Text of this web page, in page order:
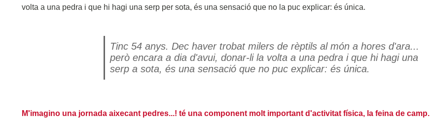
volta a una pedra i que hi hagi una serp per sota, és una sensació que no la puc explicar: és única.
Tinc 54 anys. Dec haver trobat milers de rèptils al món a hores d'ara...
però encara a dia d'avui, donar-li la volta a una pedra i que hi hagi una
serp a sota, és una sensació que no puc explicar: és única.
M'imagino una jornada aixecant pedres...! té una component molt important d'activitat física, la feina de camp.